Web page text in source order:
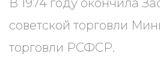
В 1974 году окончила
советской торговли
торговли РСФСР.